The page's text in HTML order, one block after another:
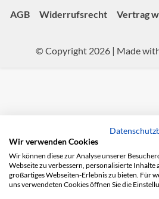
AGB
Widerrufsrecht Vertrag
© Copyright 2026 | Made
Wir verwenden Cookies
Wir können diese zur Analyse unserer
Webseite zu verbessern, personalisierte Inhalte
großartiges Webseiten-Erlebnis zu bieten. Für
uns verwendeten Cookies öffnen Sie die